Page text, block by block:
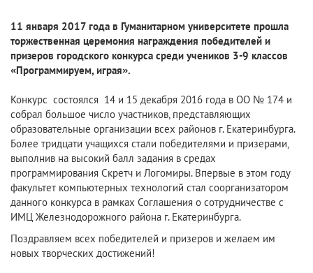
11 января 2017 года в Гуманитарном университете прошла
торжественная церемония награждения победителей и
призеров городского конкурса среди учеников 3-9 классов
«Программируем, играя».
Конкурс состоялся 14 и 15 декабря 2016 года в ОО № 174 и
собрал большое число участников, представляющих
образовательные организации всех районов г. Екатеринбурга.
Более тридцати учащихся стали победителями и призерами,
выполнив на высокий балл задания в средах
программирования Скретч и Логомиры. Впервые в этом году
факультет компьютерных технологий стал соорганизатором
данного конкурса в рамках Соглашения о сотрудничестве с
ИМЦ Железнодорожного района г. Екатеринбурга.
Поздравляем всех победителей и призеров и желаем им
новых творческих достижений!